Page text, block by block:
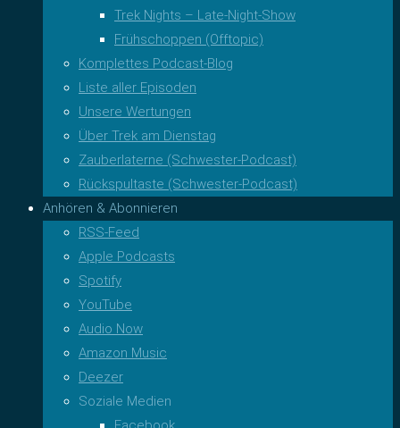
Trek Nights – Late-Night-Show
Frühschoppen (Offtopic)
Komplettes Podcast-Blog
Liste aller Episoden
Unsere Wertungen
Über Trek am Dienstag
Zauberlaterne (Schwester-Podcast)
Rückspultaste (Schwester-Podcast)
Anhören & Abonnieren
RSS-Feed
Apple Podcasts
Spotify
YouTube
Audio Now
Amazon Music
Deezer
Soziale Medien